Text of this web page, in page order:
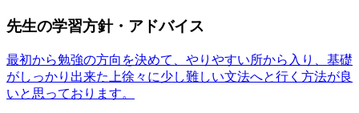
先生の学習方針・アドバイス
最初から勉強の方向を決めて、やりやすい所から入り、基礎
がしっかり出来た上徐々に少し難しい文法へと行く方法が良
いと思っております。